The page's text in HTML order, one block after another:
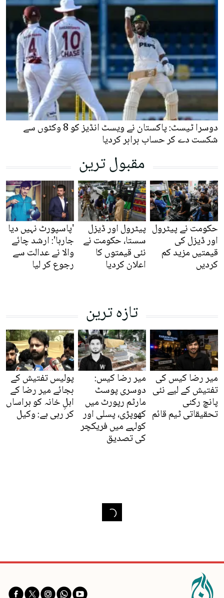
دوسرا ٹیسٹ: پاکستان نے ویسٹ انڈیز کو 8 وکٹوں سے
شکست دے کر حساب برابر کردیا
مقبول ترین
حکومت نے پیٹرول
اور ڈیزل کی
قیمتیں مزید کم
کردیں
پیٹرول اور ڈیزل
سستا، حکومت نے
نئی قیمتوں کا
اعلان کردیا
'پاسپورٹ نہیں دیا
جارہا': ارشد چائے
والا نے عدالت سے
رجوع کر لیا
تازہ ترین
میر رضا کیس کی
تفتیش کے لیے نئی
پانچ رکنی
تحقیقاتی ٹیم قائم
میر رضا کیس:
دوسری پوسٹ
مارٹم رپورٹ میں
کھوپڑی، پسلی اور
کولہے میں فریکچر
کی تصدیق
پولیس تفتیش کے
بجائے میر رضا کے
اہلِ خانہ کو ہراساں
کر رہی ہے: وکیل